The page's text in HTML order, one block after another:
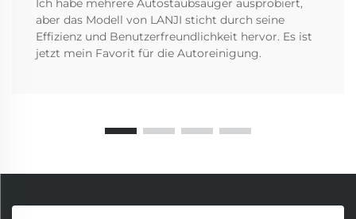
Ich habe mehrere Autostaubsauger ausprobiert,
aber das Modell von LANJI sticht durch seine
Effizienz und Benutzerfreundlichkeit hervor. Es ist
jetzt mein Favorit für die Autoreinigung.